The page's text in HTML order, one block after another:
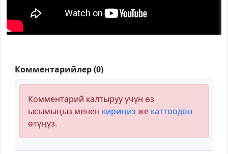
Комментарийлер (0)
Комментарий калтыруу үчүн өз
ысымыңыз менен кириңиз же каттоодон
өтүңүз.